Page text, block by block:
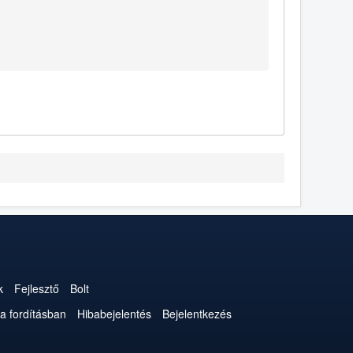
Fejlesztő
Bolt
fordításban Hibabejelentés
Bejelentkezés